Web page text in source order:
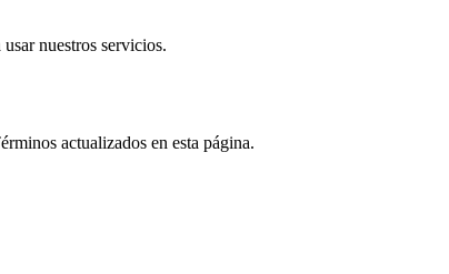
nuestros servicios.
actualizados en esta página.